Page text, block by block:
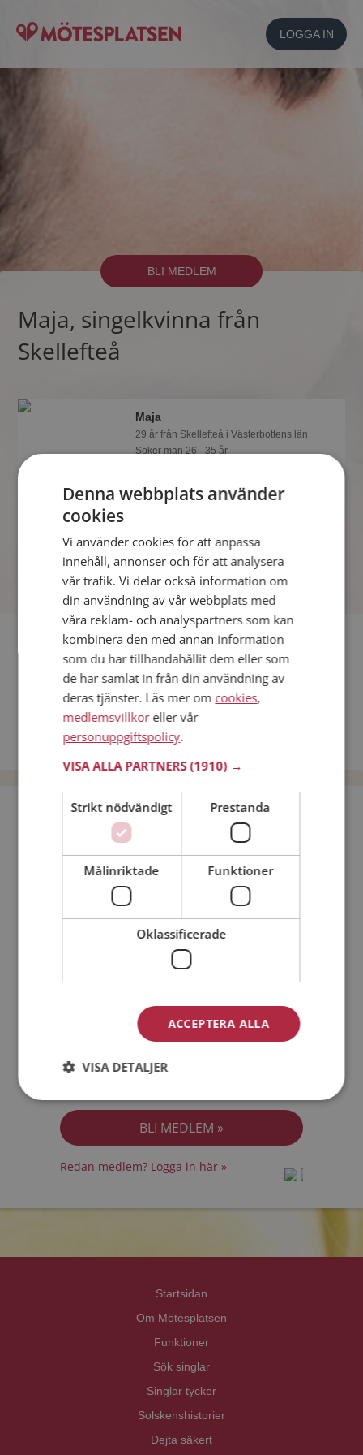
LOGGA IN
BLI MEDLEM
Maja, singelkvinna från
Skellefteå
Maja
29 år från Skellefteå i Västerbottens län
Söker man 26 - 35 år
Maja och tusentals andra singlar på
Mötesplatsen! Ta chansen att se vilka
Fler singlar
Fler singelkvinnor från Skellefteå: Margareta,Maya
Män från Skellefteå
Dejta kvinnor i Sverige
Dejta män i Sverige
Bli medlem utan kostnad!
Jag är en: Man Kvinna
Min ålder:
Jag accepterarMedlemsvillkoren
Redan medlem? Logga in här »
Startsidan
Om Mötesplatsen
Funktioner
Sök singlar
Singlar tycker
Solskenshistorier
Dejta säkert
Denna webbplats använder
cookies
Vi använder cookies för att anpassa
innehåll, annonser och för att analysera
vår trafik. Vi delar också information om
din användning av vår webbplats med
våra reklam- och analyspartners som kan
kombinera den med annan information
som du har tillhandahållit dem eller som
de har samlat in från din användning av
deras tjänster. Läs mer om cookies,
medlemsvillkoreller vår
personuppgiftspolicy.
VISA ALLA PARTNERS(1910) →
Strikt nödvändigt Prestanda
Målinriktade Funktioner
Oklassificerade
ACCEPTERA ALLA
VISA DETALJER